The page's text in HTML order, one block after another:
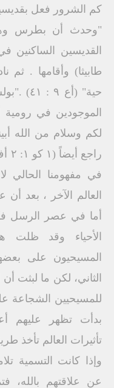
كم الشرور فعل بقديسيك
"وحدث أن بطرس وهو
طابيثا) وأقامها . ثم
حية"
الموجودين في رومية
في مفهومنا الحالي
العالم الآخر ، بعد
أما في عصر الرسل
الأحياء وقد ظلت
المسيحيون على
الثاني، لكن ما لبثت
للمسيحيين الشجاعة
بدأت تظهر عليهم
تأثيرات العالم تأخذ
وإذا كانت التسمية
عن علاقتهم بالله،